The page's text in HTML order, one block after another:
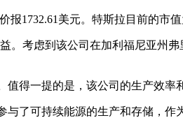
1732.61美元。特斯拉目前的市
。考虑到该公司在加利福尼亚州
得一提的是，该公司的生产效率
了可持续能源的生产和存储，